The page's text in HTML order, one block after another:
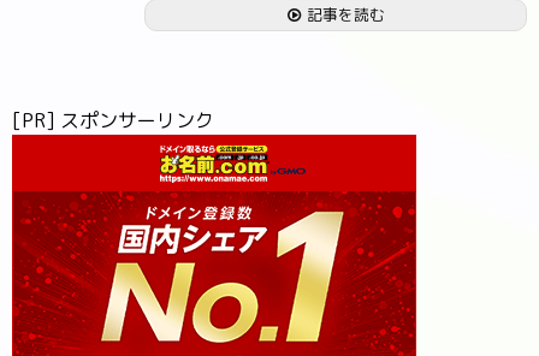
記事を読む
[PR] スポンサーリンク